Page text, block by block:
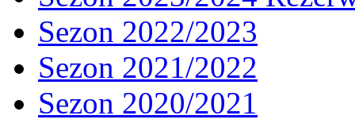
Sezon 2022/2023
Sezon 2021/2022
Sezon 2020/2021